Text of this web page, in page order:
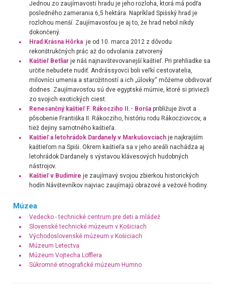
Jednou zo zaujímavosti hradu je jeho rozloha, ktorá má podľa
posledného zamerania 6,5 hektára. Napríklad Spišský hrad je
rozlohou menší. Zaujímavosťou je aj to, že hrad nebol nikdy
dokončený.
Hrad Krásna Hôrka je od 10. marca 2012 z dôvodu
rekonštrukčných prác až do odvolania zatvorený
Kaštieľ Betliarje náš najnavštevovanejší kaštieľ. Pri prehliadke sa
určite nebudete nudiť. Andrássyovci boli veľkí cestovatelia,
milovníci umenia a starožitností a ich „úlovky“ môžeme obdivovať
dodnes. Zaujímavosťou sú dve egyptské múmie, ktoré si priviezli
zo svojich exotických ciest.
Renesančný kaštieľ F. Rákocziho II.- Borša približuje život a
pôsobenie Františka II. Rákocziho, históriu rodu Rákocziovcov, a
tiež dejiny samotného kaštieľa.
Kaštieľ a letohrádok Dardanely v Markušovciachje najkrajším
kaštieľom na Spiši. Okrem kaštieľa sa v jeho areáli nachádza aj
letohrádok Dardanely s výstavou klávesových hudobných
nástrojov.
Kaštieľ v Budimíre je zaujímavý svojou zbierkou historických
hodín Návštevníkov najviac zaujímajú obrazové a vežové hodiny.
Múzea
Vedecko - technické centrum pre deti a mládež
Slovenské technické múzeum v Košiciach
Východoslovenské múzeum v Košiciach
Múzeum Letectva
Múzeum Vojtecha Löfflera
Súkromné etnografické múzeum Humno